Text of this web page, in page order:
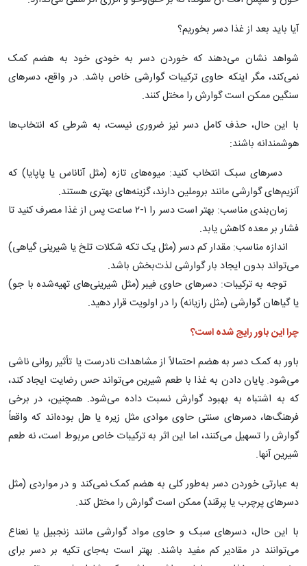
آیا باید بعد از غذا دسر بخوریم؟
شواهد نشان می‌دهند که خوردن دسر به خودی خود به هضم کمک
نمی‌کند، مگر اینکه حاوی ترکیبات گوارشی خاص باشد. در واقع، دسرهای
سنگین ممکن است گوارش را مختل کنند.
با این حال، حذف کامل دسر نیز ضروری نیست، به شرطی که انتخاب‌ها
هوشمندانه باشند:
دسرهای سبک انتخاب کنید: میوه‌های تازه (مثل آناناس یا پاپایا) که
آنزیم‌های گوارشی مانند بروملین دارند، گزینه‌های بهتری هستند.
زمان‌بندی مناسب: بهتر است دسر را ۱-۲ ساعت پس از غذا مصرف کنید تا
فشار بر معده کاهش یابد.
اندازه مناسب: مقدار کم دسر (مثل یک تکه شکلات تلخ یا شیرینی گیاهی)
می‌تواند بدون ایجاد بار گوارشی لذت‌بخش باشد.
توجه به ترکیبات: دسرهای حاوی فیبر (مثل شیرینی‌های تهیه‌شده با جو)
یا گیاهان گوارشی (مثل رازیانه) را در اولویت قرار دهید.
چرا این باور رایج شده است؟
باور به کمک دسر به هضم احتمالاً از مشاهدات نادرست یا تأثیر روانی ناشی
می‌شود. پایان دادن به غذا با طعم شیرین می‌تواند حس رضایت ایجاد کند،
که به اشتباه به بهبود گوارش نسبت داده می‌شود. همچنین، در برخی
فرهنگ‌ها، دسرهای سنتی حاوی موادی مثل زیره یا هل بوده‌اند که واقعاً
گوارش را تسهیل می‌کنند، اما این اثر به ترکیبات خاص مربوط است، نه طعم
شیرین آنها.
به عبارتی خوردن دسر به‌طور کلی به هضم کمک نمی‌کند و در مواردی (مثل
دسرهای پرچرب یا پرقند) ممکن است گوارش را مختل کند.
با این حال، دسرهای سبک و حاوی مواد گوارشی مانند زنجبیل یا نعناع
می‌توانند در مقادیر کم مفید باشند. بهتر است به‌جای تکیه بر دسر برای